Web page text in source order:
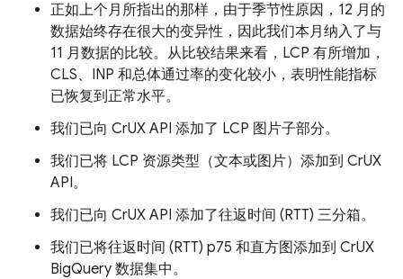
正如上个月所指出的那样，由于季节性原因，12 月的
数据始终存在很大的变异性，因此我们本月纳入了与
11 月数据的比较。从比较结果来看，LCP 有所增加，
CLS、INP 和总体通过率的变化较小，表明性能指标
已恢复到正常水平。
我们已向 CrUX API 添加了 LCP 图片子部分。
我们已将 LCP 资源类型（文本或图片）添加到 CrUX
API。
我们已向 CrUX API 添加了往返时间 (RTT) 三分箱。
我们已将往返时间 (RTT) p75 和直方图添加到 CrUX
BigQuery 数据集中。